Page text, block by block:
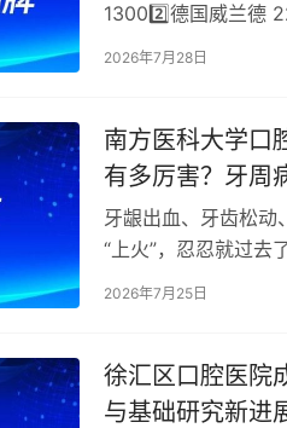
13002️⃣德国威兰德
2026年7月28日
南方医科大学口
有多厉害？牙周
牙龈出血、牙齿松动
“上火”，忍忍就过去
康，恰恰是全身健
2026年7月25日
徐汇区口腔医院
与基础研究新进